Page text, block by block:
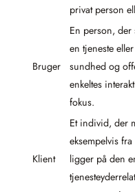
privat person
Bruger
En person, der
en tjeneste
sundhed og
enkeltes
fokus.
Klient
Et individ, der
eksempelvis
ligger på den